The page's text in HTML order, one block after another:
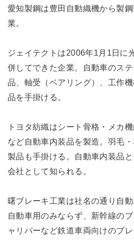
愛知製鋼は豊田自動織機から製
業。
ジェイテクトは2006年1月1日に
併してできた企業。自動車のス
品、軸受（ベアリング）、工作
品を手掛ける。
トヨタ紡織はシート骨格・メカ
など自動車内装品を製造。羽毛
製品も手掛ける。自動車内装品
会社として知られる。
曙ブレーキ工業は社名の通り自動
自動車用のみならず、新幹線の
ャリパーなど鉄道車両向けのブレ